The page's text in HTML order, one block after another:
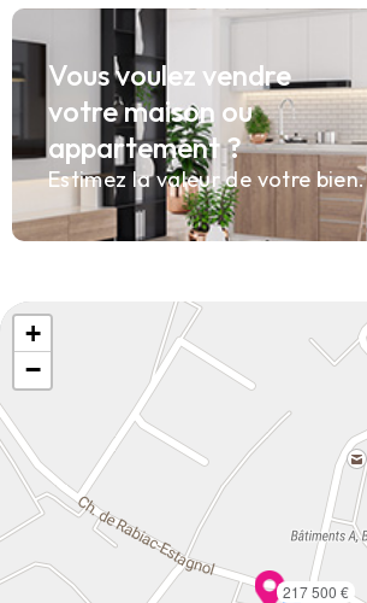
Vous voulez vendre
votre maison ou
appartement ?
Estimez la valeur de votre bien.
217 500 €
+
−